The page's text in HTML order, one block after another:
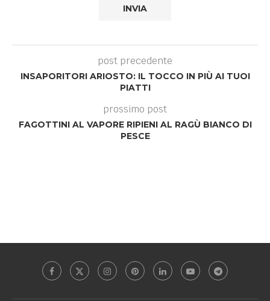
post precedente
INSAPORITORI ARIOSTO: IL TOCCO IN PIÙ AI TUOI
PIATTI
prossimo post
FAGOTTINI AL VAPORE RIPIENI AL RAGÙ BIANCO DI
PESCE